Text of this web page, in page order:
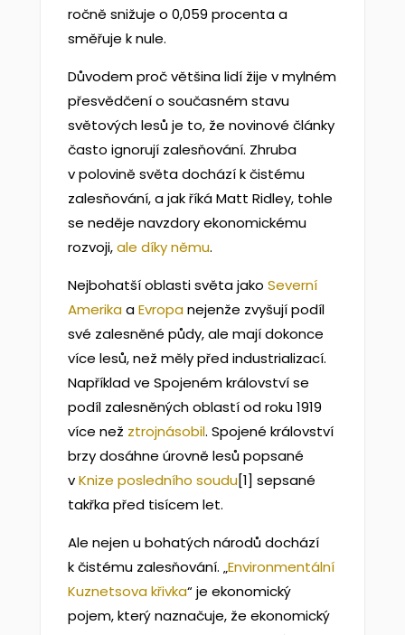
ročně snižuje o 0,059 procenta a
směřuje k nule.
Důvodem proč většina lidí žije v mylném
přesvědčení o současném stavu
světových lesů je to, že novinové články
často ignorují zalesňování. Zhruba
v polovině světa dochází k čistému
zalesňování, a jak říká Matt Ridley, tohle
se neděje navzdory ekonomickému
rozvoji,ale díky němu.
Nejbohatší oblasti světa jako Severní
AmerikaaEvropanejenže zvyšují podíl
své zalesněné půdy, ale mají dokonce
více lesů, než měly před industrializací.
Například ve Spojeném království se
podíl zalesněných oblastí od roku 1919
více než ztrojnásobil. Spojené království
brzy dosáhne úrovně lesů popsané
vKnize posledního soudu[1] sepsané
takřka před tisícem let.
Ale nejen u bohatých národů dochází
k čistému zalesňování. „Environmentální
Kuznetsova křivka“ je ekonomický
pojem, který naznačuje, že ekonomický